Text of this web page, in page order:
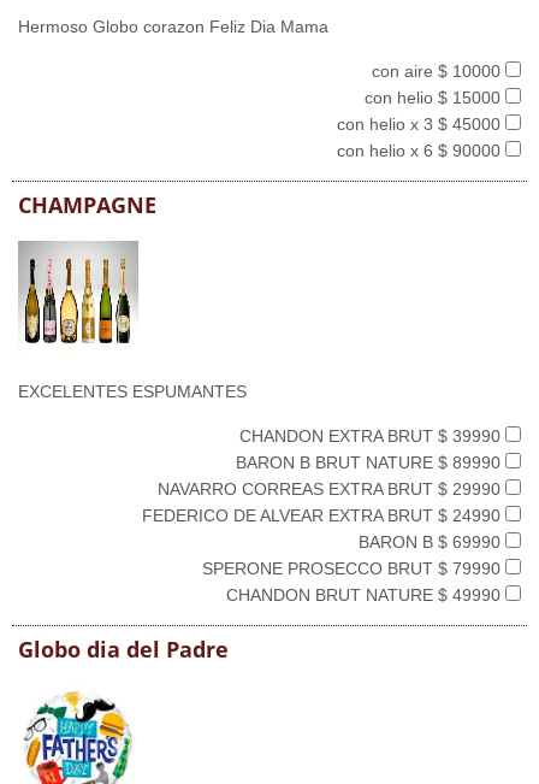
Hermoso Globo corazon Feliz Dia Mama
con aire $ 10000
con helio $ 15000
con helio x 3 $ 45000
con helio x 6 $ 90000
CHAMPAGNE
EXCELENTES ESPUMANTES
CHANDON EXTRA BRUT $ 39990
BARON B BRUT NATURE $ 89990
NAVARRO CORREAS EXTRA BRUT $ 29990
FEDERICO DE ALVEAR EXTRA BRUT $ 24990
BARON B $ 69990
SPERONE PROSECCO BRUT $ 79990
CHANDON BRUT NATURE $ 49990
Globo dia del Padre